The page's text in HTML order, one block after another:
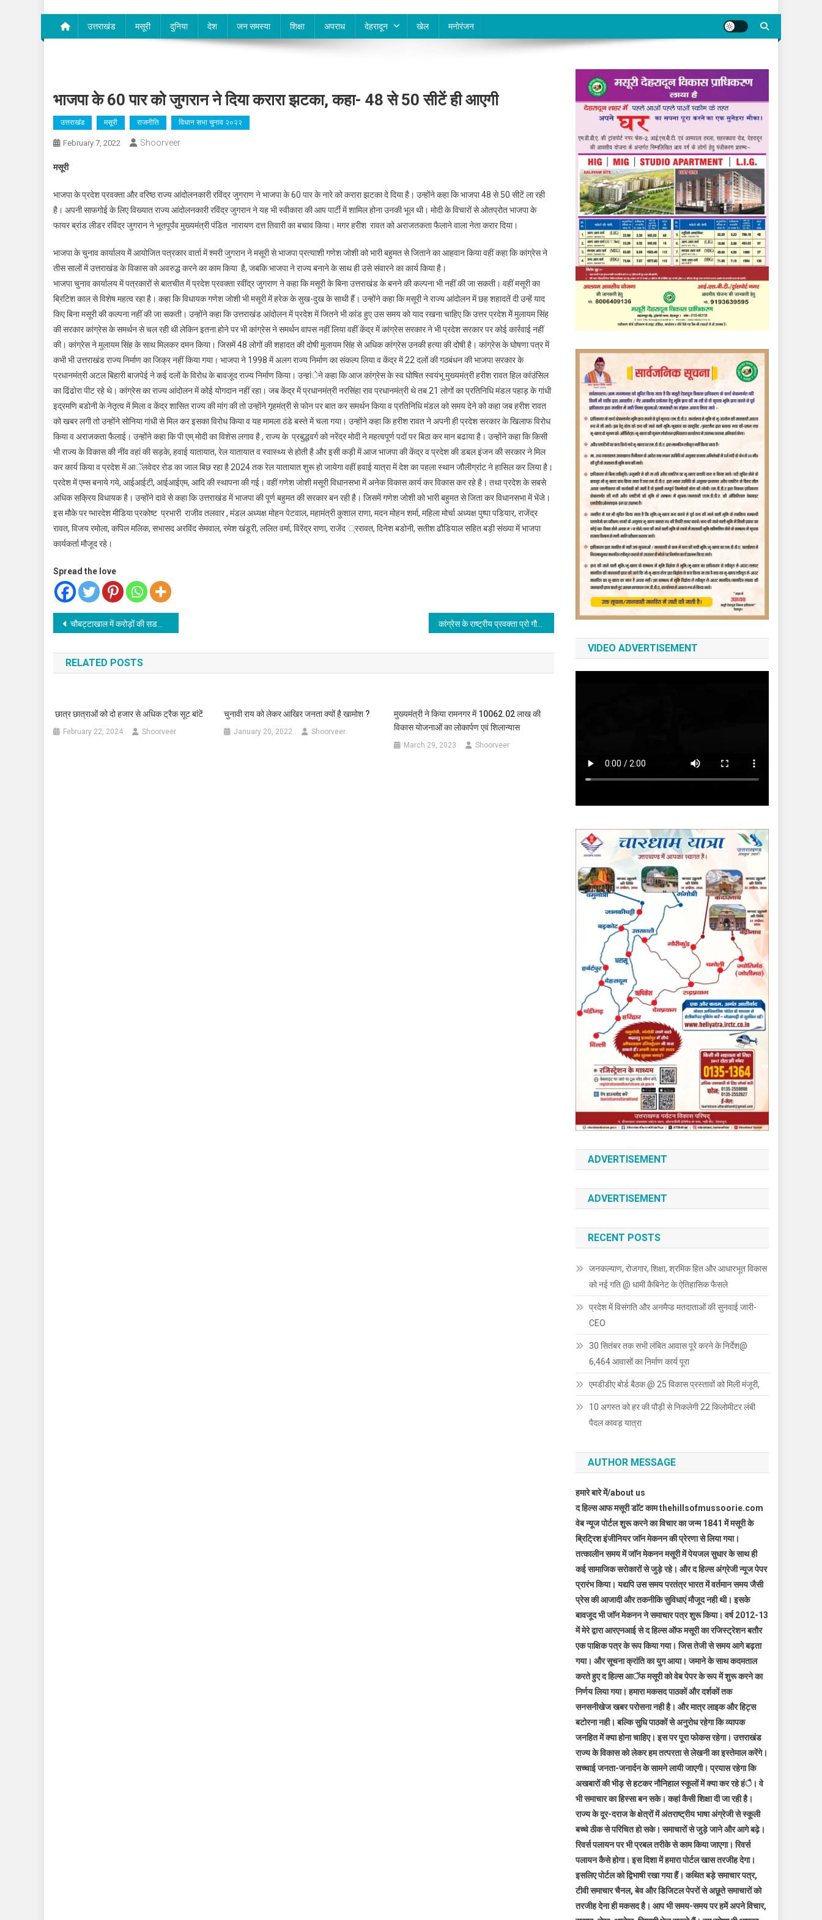
उत्तराखंड मसूरी दुनिया देश जन समस्या शिक्षा अपराध देहरादून खेल मनोरंजन
भाजपा के 60 पार को जुगरान ने दिया करारा झटका, कहा- 48 से 50 सीटें ही आएगी
उत्तराखंड मसूरी राजनीति विधान सभा चुनाव २०२२
February 7, 2022 Shoorveer
मसूरी
भाजपा के प्रदेश प्रवक्ता और वरिष्ठ राज्य आंदोलनकारी रविंद्र जुगराण ने भाजपा के 60 पार के नारे को करारा झटका दे दिया है। उन्होंने कहा कि भाजपा 48 से 50 सीटें ला रही
है। अपनी साफगोई के लिए विख्यात राज्य आंदोलनकारी रविंद्र जुगरान ने यह भी स्वीकारा की आप पार्टी में शामिल होना उनकी भूल थी। मोदी के विचारों से ओतप्रोत भाजपा के
फायर ब्रांड लीडर रविंद्र जुगरान ने भूतपूर्पंव मुख्यमंत्री पंडित नारायण दत्त तिवारी का बचाव किया। मगर हरीश रावत को अराजतकता फैलाने वाला नेता करार दिया।
भाजपा के चुनाव कार्यालय मेें आयोजित पत्रकार वार्ता में श्मरी जुगरान ने मसूरी से भाजपा प्रत्याशी गणेश जोशी को भारी बहुमत से जिताने का आहवान किया वहीं कहा कि कांग्रेस ने
तीस सालों में उत्तराखंड के विकास को अवरुद्ध करने का काम किया है, जबकि भाजपा ने राज्य बनाने के साथ ही उसे संवारने का कार्य किया है।
भाजपा चुनाव कार्यालय में पत्रकारों से बातचीत में प्रदेश प्रवक्ता रवींद्र जुगराण ने कहा कि मसूरी के बिना उत्तराखंड के बनने की कल्पना भी नहीं की जा सकती। वहीं मसूरी का
ब्रिटिश काल से विशेष महत्व रहा है। कहा कि विधायक गणेश जोशी भी मसूरी में हरेक के सुख-दुख के साथी हैं। उन्होंने कहा कि मसूरी ने राज्य आंदोलन में छह शहादतें दी उन्हें याद
किए बिना मसूरी की कल्पना नहीं की जा सकती। उन्होंने कहा कि उत्तराखंड आंदोलन में प्रदेश में जितने भी कांड हुए उस समय को याद रखना चाहिए कि उत्तर प्रदेश मेें मुलायम सिंह
की सरकार कांग्रेस के समर्थन से चल रही थी लेकिन इतना होने पर भी कांग्रेस ने समर्थन वापस नहीं लिया वहीं केंद्र में कांग्रेस सरकार ने भी प्रदेश सरकार पर कोई कार्रवाई नहीं
की। कांग्रेस ने मुलायम सिंह के साथ मिलकर दमन किया। जिसमें 48 लोगों की शहादत की दोषी मुलायम सिंह से अधिक कांग्रेस उनकी हत्या की दोषी है। कांग्रेस के घोषणा पत्र में
कभी भी उत्तराखंड राज्य निर्माण का जिक्र नहीं किया गया। भाजपा ने 1998 में अलग राज्य निर्माण का संकल्प लिया व केंद्र में 22 दलों की गठबंधन की भाजपा सरकार के
प्रधानमंत्री अटल बिहारी बाजपेई ने कई दलों के विरोध के बावजूद राज्य निर्माण किया। उन्हांेने कहा कि आज कांग्रेस के स्व घोषित स्वयंभू मुख्यमंत्री हरीश रावत हिल कांउंसिल
का ढिंढोरा पीट रहे थे। कांग्रेस का राज्य आंदोलन में कोई योगदान नहीं रहा। जब केंद्र में प्रधानमंत्री नरसिंहा राव प्रधानमंत्री थे तब 21 लोगों का प्रतिनिधि मंडल पहाड़ के गांधी
इद्रमणि बडोनी के नेतृत्व में मिला व केंद्र शासित राज्य की मांग की तो उन्होंने गृहमंत्री से फोन पर बात कर समर्थन किया व प्रतिनिधि मंडल को समय देने को कहा जब हरीश रावत
को खबर लगी तो उन्होंने सोनिया गांधी से मिल कर इसका विरोध किया व यह मामला ठंडे बस्ते में चला गया। उन्होंने कहा कि हरीश रावत ने अपनी ही प्रदेश सरकार के खिलाफ विरोध
किया व अराजकता फैलाई। उन्होंने कहा कि पी एम् मोदी का विशेस लगाव है , राज्य के प्रबुद्धवर्ग को नरेंद्र मोदी ने महत्वपूर्ण पदों पर बिठा कर मान बढाया है। उन्होंने कहा कि किसी
भी राज्य के विकास की नींव वहां की सड़के, हवाई यातायात, रेल यातायात व स्वास्थ्य से होती है और इसी कड़ी में आज भाजपा की केंद्र व प्रदेश की डबल इंजन की सरकार ने मिल
कर कार्य किया व प्रदेश में आॅलवेदर रोड का जाल बिछ रहा है 2024 तक रेल यातायात शुरू हो जायेगा वहीं हवाई यात्रा में देश का पहला स्थान जौलीग्रांट ने हासिल कर लिया है।
प्रदेश में एम्स बनाये गये, आईआईटी, आईआईएम, आदि की स्थापना की गई। वहीं गणेश जोशी मसूरी विधानसभा में अनेक विकास कार्य कर विकास कर रहे है। तथा प्रदेश के सबसे
अधिक सक्रिय विधायक है। उन्होंने दावे से कहा कि उत्तराखंड में भाजपा की पूर्ण बहुमत की सरकार बन रही है। जिसमें गणेश जोशी को भारी बहुमत से जिता कर विधानसभा में भेंजे।
इस मौके पर प्भारदेश मीडिया प्रकोष्ट प्रभारी राजीव तलवार , मंडल अध्यक्ष मोहन पेटवाल, महामंत्री कुशाल राणा, मदन मोहन शर्मा, महिला मोर्चा अध्यक्ष पुष्पा पडियार, राजेंद्र
रावत, विजय रमोला, कपिल मलिक, सभासद अरविंद सेमवाल, रमेश खंडूरी, ललित वर्मा, विरेंद्र राणा, राजेंद ्ररावत, दिनेश बडोनी, सतीश ढौडियाल सहित बड़ी संख्या में भाजपा
कार्यकर्ता मौजूद रहे।
Spread the love
Post
navigation
चौबट्टाखाल में करोड़ों की सडकें हुई हैं स्वीकृत: महाराज कांग्रेस के राष्ट्रीय प्रवक्ता प्रो गौरव बल्लभ ने भाजपा को लिया आढे हाथ-कहा- जिनका घोषणा पत्र ही जारी नही हुआ वो क्या चुनाव जीतेंगे
RELATED POSTS
छात्र छात्राओं को दो हजार से अधिक ट्रैक सूट बांटें
February 22, 2024 Shoorveer
चुनावी राय को लेकर आखिर जनता क्यों है खामोश ?
January 20, 2022 Shoorveer
मुख्यमंत्री ने किया रामनगर में 10062.02 लाख की
विकास योजनाओं का लोकार्पण एवं शिलान्यास
March 29, 2023 Shoorveer
VIDEO ADVERTISEMENT
ADVERTISEMENT
ADVERTISEMENT
RECENT POSTS
जनकल्याण, रोजगार, शिक्षा, श्रमिक हित और आधारभूत विकास
को नई गति @ धामी कैबिनेट के ऐतिहासिक फैसले
प्रदेश में विसंगति और अनमैप्ड मतदाताओं की सुनवाई जारी-
CEO
30 सितंबर तक सभी लंबित आवास पूरे करने के निर्देश@
6,464 आवासों का निर्माण कार्य पूरा
एमडीडीए बोर्ड बैठक @ 25 विकास प्रस्तावों को मिली मंजूरी,
10 अगस्त को हर की पौड़ी से निकलेगी 22 किलोमीटर लंबी
पैदल कावड़ यात्रा
AUTHOR MESSAGE
हमारे बारे में/about us
द हिल्स आफ मसूरी डाॅट काम thehillsofmussoorie.com
वेब न्यूज पोर्टल शुरू करने का विचार का जन्म 1841 में मसूरी के
ब्रिट्रिश इंजीनियर जाॅन मेकनन की प्रेरणा से लिया गया।
तत्कालीन समय में जाॅन मेकनन मसूरी में पेयजल सुधार के साथ ही
कई सामाजिक सरोकारों से जुड़े रहे। और द हिल्स अंग्रेजी न्यूज पेपर
प्रारंभ किया। यद्यपि उस समय परतंत्र भारत में वर्तमान समय जैसी
प्रेस की आजादी और तकनीकि सुविधाएं मौजूद नही थी। इसके
बावजूद भी जाॅन मेकनन ने समाचार पत्र शुरू किया। वर्ष 2012-13
में मेरे द्वारा आरएनआई से द हिल्स ऑफ मसूरी का रजिस्ट्रेशन बतौर
एक पाक्षिक पत्र के रूप किया गया। जिस तेजी से समय आगे बढ़ता
गया। और सूचना क्रांति का युग आया। जमाने के साथ कदमताल
करते हुए द हिल्स आॅफ मसूरी को वेब पेपर के रूप में शुरू करने का
निर्णय लिया गया। हमारा मकसद पाठकों और दर्शकों तक
सनसनीखेज खबर परोसना नही है। और मात्र लाइक और हिट्स
बटोरना नही। बल्कि सुधि पाठकों से अनुरोध रहेगा कि व्यापक
जनहित में क्या होना चाहिए। इस पर पूरा फोकस रहेगा। उत्तराखंड
राज्य के विकास को लेकर हम तत्परता से लेखनी का इस्तेमाल करेंगे।
सच्चाई जनता-जनार्दन के सामने लायी जाएगी। प्रयास रहेगा कि
अखबारों की भीड़ से हटकर नौनिहाल स्कूलों में क्या कर रहे हंै। वे
भी समाचार का हिस्सा बन सके। कहां कैसी शिक्षा दी जा रही है।
राज्य के दूर-दराज के क्षेत्रों में अंतराष्ट्रीय भाषा अंग्रेजी से स्कूली
बच्चे ठीक से परिचित हो सके। समाचारों से जुड़े जाने और आगे बढ़े।
रिवर्स पलायन पर भी प्रबल तरीके से काम किया जाएगा। रिवर्स
पलायन कैसे होगा। इस दिशा में हमारा पोर्टल खास तरजीह देगा।
इसलिए पोर्टल को द्विभाषी रखा गया हैं। कथित बड़े समाचार पत्र,
टीवी समाचार चैनल, बेव और डिजिटल पेपरों से अछूते समाचारों को
तरजीह देना ही मकसद है। आप भी समय-समय पर हमें अपने विचार,